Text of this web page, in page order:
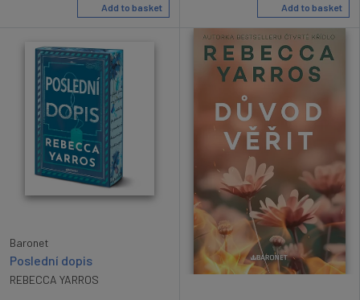
Add to basket Add to basket
Baronet
Poslední dopis
REBECCA YARROS